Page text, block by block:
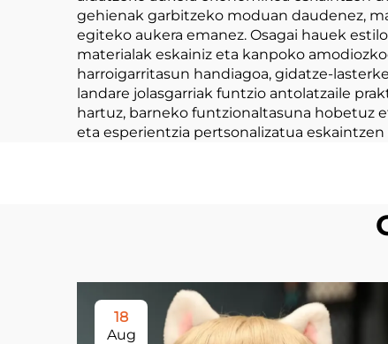
gehienak garbitzeko moduan daudenez,
egiteko aukera emanez. Osagai hauek
materialak eskainiz eta kanpoko
harroigarritasun handiagoa, gidatze-
landare jolasgarriak funtzio antolatzaile
hartuz, barneko funtzionaltasuna hobetuz
eta esperientzia pertsonalizatua
18
Aug